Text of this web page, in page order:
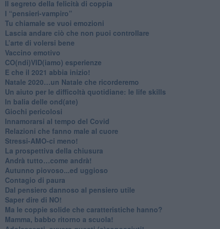
Il segreto della felicità di coppia
​I “pensieri-vampiro”
​Tu chiamale se vuoi emozioni
​Lascia andare ciò che non puoi controllare
L’arte di volersi bene
​Vaccino emotivo
CO(ndi)VID(iamo) esperienze
​E che il 2021 abbia inizio!
​Natale 2020…un Natale che ricorderemo
Un aiuto per le difficoltà quotidiane: le life skills
​In balia delle ond(ate)
Giochi pericolosi
Innamorarsi al tempo del Covid
​Relazioni che fanno male al cuore
​Stressi-AMO-ci meno!
​La prospettiva della chiusura
​Andrà tutto…come andrà!
Autunno piovoso...ed uggioso
​Contagio di paura
​Dal pensiero dannoso al pensiero utile
​Saper dire di NO!
​Ma le coppie solide che caratteristiche hanno?
​Mamma, babbo ritorno a scuola!